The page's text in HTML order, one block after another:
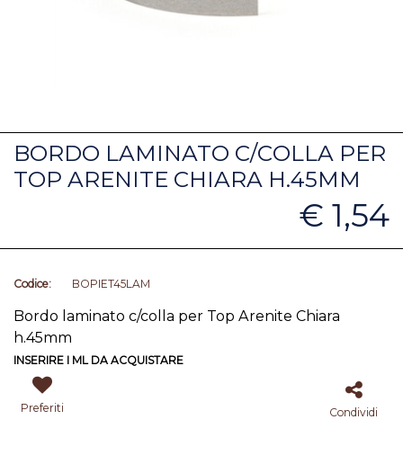
BORDO LAMINATO C/COLLA PER
TOP ARENITE CHIARA H.45MM
€ 1,54
Codice: BOPIET45LAM
Bordo laminato c/colla per Top Arenite Chiara
h.45mm
INSERIRE I ML DA ACQUISTARE
Preferiti Condividi